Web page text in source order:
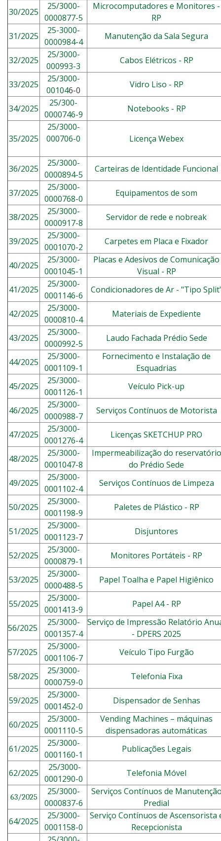
30/2025
25/3000-
0000877-5
Microcomputadores e Monitores -
RP
31/2025
25-3000-
0000984-4
Manutenção da Sala Segura
32/2025
25/3000-
000993-3
Cabos Elétricos - RP
33/2025
25/3000-
001046-0
Vidro Liso - RP
34/2025
25/300-
0000746-9
Notebooks - RP
35/2025
25/3000-
000706-0
Licença Webex
36/2025
25/3000-
0000894-5
Carteiras de Identidade Funcional
37/2025
25/3000-
0000768-0
Equipamentos de som
38/2025
25/3000-
0000917-8
Servidor de rede e nobreak
39/2025
25/3000-
0001070-2
Carpetes em Placa e Fixador
40/2025
25/3000-
0001045-1
Placas e Adesivos de Comunicação
Visual - RP
41/2025
25/3000-
0001146-6
Condicionadores de Ar - "Tipo
42/2025
25/3000-
0000810-4
Materiais de Expediente
43/2025
25/3000-
0000992-5
Laudo Fachada Prédio Sede
44/2025
25/3000-
0001109-1
Fornecimento e Instalação de
Esquadrias
45/2025
25/3000-
0001126-1
Veículo Pick-up
46/2025
25/3000-
0000988-7
Serviços Contínuos de Motorista
47/2025
25/3000-
0001276-4
Licenças SKETCHUP PRO
48/2025
25/3000-
0001047-8
Impermeabilização do reservatório
do Prédio Sede
49/2025
25/3000-
0001102-4
Serviços Contínuos de Limpeza
50/2025
25/3000-
0001198-9
Paletes de Plástico - RP
51/2025
25/3000-
0001123-7
Disjuntores
52/2025
25/3000-
0000879-1
Monitores Portáteis - RP
53/2025
25/3000-
0000488-5
Papel Toalha e Papel Higiênico
55/2025
25/3000-
0001413-9
Papel A4 - RP
56/2025
25/3000-
0001357-4
Serviço de Impressão Relatório
- DPERS 2025
57/2025
25/3000-
0001106-7
Veículo Tipo Furgão
58/2025
25/3000-
0000759-0
Telefonia Fixa
59/2025
25/3000-
0001452-0
Dispensador de Senhas
60/2025
25/3000-
0001110-5
Vending Machines – máquinas
dispensadoras automáticas
61/2025
25/3000-
0001160-1
Publicações Legais
62/2025
25/3000-
0001290-0
Telefonia Móvel
63/2025
25/3000-
0000837-6
Serviços Contínuos de
Predial
64/2025
25/3000-
0001158-0
Serviço Contínuos de Ascensorista
Recepcionista